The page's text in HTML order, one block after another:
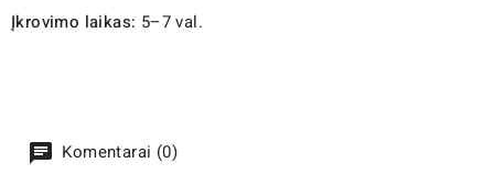
Įkrovimo laikas: 5–7 val.
Komentarai (0)